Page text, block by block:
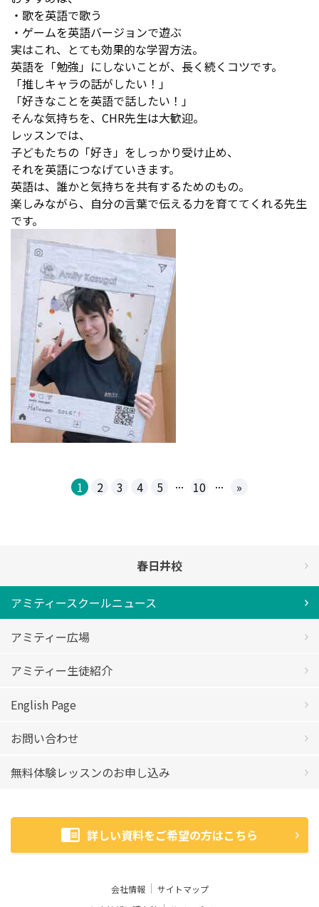
・歌を英語で歌う
・ゲームを英語バージョンで遊ぶ
実はこれ、とても効果的な学習方法。
英語を「勉強」にしないことが、長く続くコツです。
「推しキャラの話がしたい！」
「好きなことを英語で話したい！」
そんな気持ちを、CHR先生は大歓迎。
レッスンでは、
子どもたちの「好き」をしっかり受け止め、
それを英語につなげていきます。
英語は、誰かと気持ちを共有するためのもの。
楽しみながら、自分の言葉で伝える力を育ててくれる先生
です。
1 2 3 4 5 ... 10 ... »
春日井校
アミティースクールニュース
アミティー広場
アミティー生徒紹介
English Page
お問い合わせ
無料体験レッスンのお申し込み
詳しい資料をご希望の方はこちら
会社情報
サイトマップ